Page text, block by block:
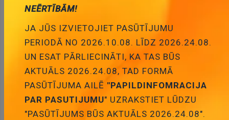
GL1151 => LA7851, DIP20
Zvanīt €
Artikuls:
GL1151
Noliktavas stāvoklis:
NEĒRTĪBĀM!
JA JŪS IZVIETOJIET PASŪTĪJUMU
PERIODĀ NO 2026.10.08. LĪDZ 2026.24.08.
UN ESAT PĀRLIECINĀTI, KA TAS BŪS
AKTUĀLS 2026.24.08, TAD FORMĀ
PASŪTĪJUMA AILĒ "PAPILDINFOMRACIJA
PAR PASUTIJUMU" UZRAKSTIET LŪDZU
"PASŪTĪJUMS BŪS AKTUĀLS 2026.24.08".